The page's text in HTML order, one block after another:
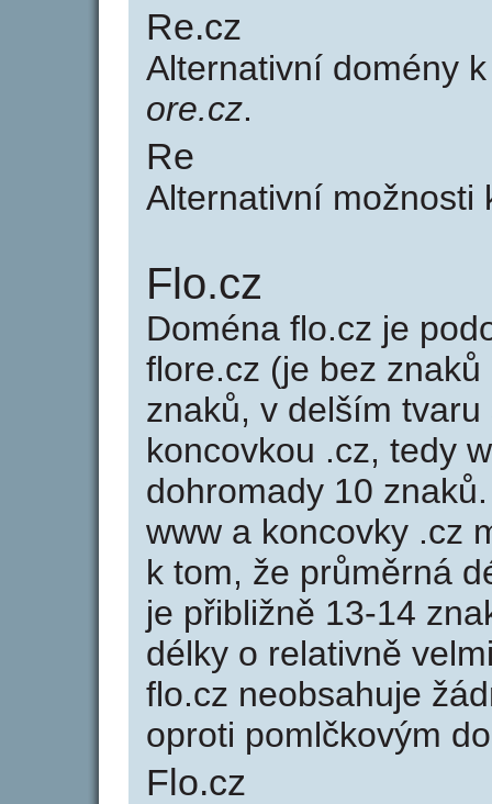
Re.cz
Alternativní domény
ore.cz.
Re
Alternativní možnosti
Flo.cz
Doména flo.cz je
flore.cz (je bez
znaků, v delším
koncovkou .cz, tedy
dohromady 10
www a koncovky .cz
k tom, že průměrná
je přibližně 13-14
délky o relativně
flo.cz neobsahuje
oproti pomlčkovým
Flo.cz